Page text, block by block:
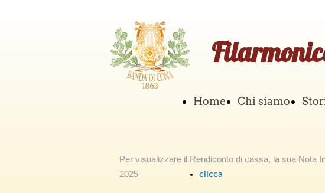
Home Chi siamo
Per visualizzare il Rendiconto di cassa, la sua Nota
2025
clicca